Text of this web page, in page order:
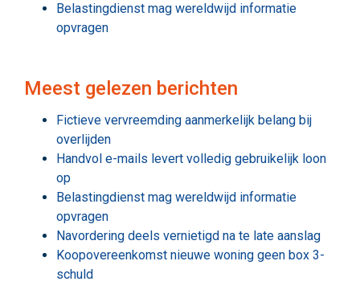
Belastingdienst mag wereldwijd informatie
opvragen
Meest gelezen berichten
Fictieve vervreemding aanmerkelijk belang bij
overlijden
Handvol e-mails levert volledig gebruikelijk loon
op
Belastingdienst mag wereldwijd informatie
opvragen
Navordering deels vernietigd na te late aanslag
Koopovereenkomst nieuwe woning geen box 3-
schuld